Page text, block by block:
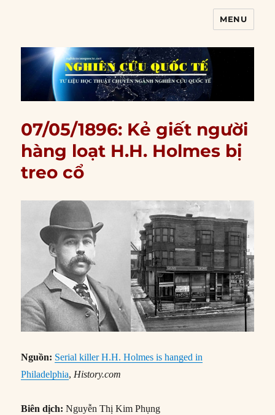
MENU
07/05/1896: Kẻ giết người
hàng loạt H.H. Holmes bị
treo cổ
Nguồn: Serial killer H.H. Holmes is hanged in
Philadelphia, History.com
Biên dịch: Nguyễn Thị Kim Phụng